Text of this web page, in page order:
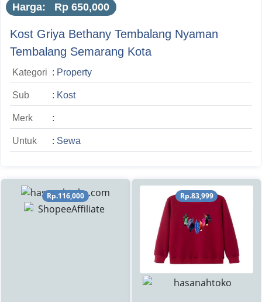
Harga: Rp 650,000
Kost Griya Bethany Tembalang Nyaman
Tembalang Semarang Kota
Kategori : Property
Sub : Kost
Merk :
Untuk : Sewa
Rp.116,000 Rp.83,999